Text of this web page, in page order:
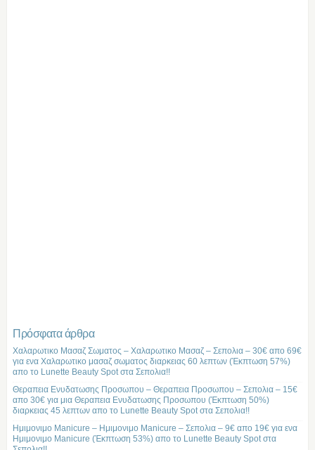
Πρόσφατα άρθρα
Χαλαρωτικο Μασαζ Σωματος – Χαλαρωτικο Μασαζ – Σεπολια – 30€ απο 69€
για ενα Χαλαρωτικο μασαζ σωματος διαρκειας 60 λεπτων (Έκπτωση 57%)
απο το Lunette Beauty Spot στα Σεπολια!!
Θεραπεια Ενυδατωσης Προσωπου – Θεραπεια Προσωπου – Σεπολια – 15€
απο 30€ για μια Θεραπεια Ενυδατωσης Προσωπου (Έκπτωση 50%)
διαρκειας 45 λεπτων απο το Lunette Beauty Spot στα Σεπολια!!
Ημιμονιμο Manicure – Ημιμονιμο Manicure – Σεπολια – 9€ απο 19€ για ενα
Ημιμονιμο Manicure (Έκπτωση 53%) απο το Lunette Beauty Spot στα